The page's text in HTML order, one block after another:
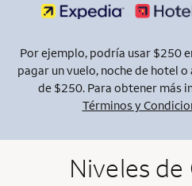
Por ejemplo, podría usar $250
pagar un vuelo, noche de hotel
de $250. Para obtener más
Términos y
Niveles